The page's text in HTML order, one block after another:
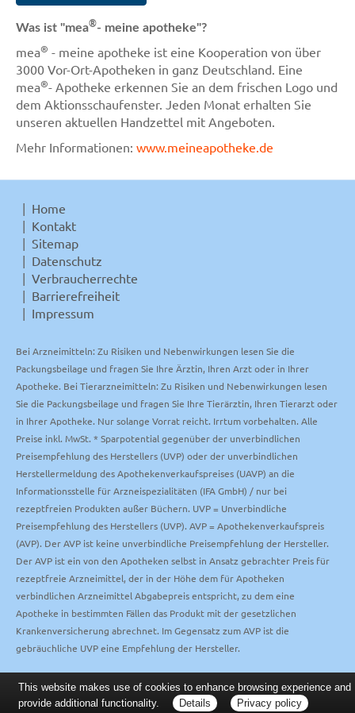
Was ist "mea®- meine apotheke"?
mea® - meine apotheke ist eine Kooperation von über
3000 Vor-Ort-Apotheken in ganz Deutschland. Eine
mea®- Apotheke erkennen Sie an dem frischen Logo und
dem Aktionsschaufenster. Jeden Monat erhalten Sie
unseren aktuellen Handzettel mit Angeboten.
Mehr Informationen: www.meineapotheke.de
Home
Kontakt
Sitemap
Datenschutz
Verbraucherrechte
Barrierefreiheit
Impressum
Bei Arzneimitteln: Zu Risiken und Nebenwirkungen lesen Sie die
Packungsbeilage und fragen Sie Ihre Ärztin, Ihren Arzt oder in Ihrer
Apotheke. Bei Tierarzneimitteln: Zu Risiken und Nebenwirkungen lesen
Sie die Packungsbeilage und fragen Sie Ihre Tierärztin, Ihren Tierarzt oder
in Ihrer Apotheke. Nur solange Vorrat reicht. Irrtum vorbehalten. Alle
Preise inkl. MwSt. * Sparpotential gegenüber der unverbindlichen
Preisempfehlung des Herstellers (UVP) oder der unverbindlichen
Herstellermeldung des Apothekenverkaufspreises (UAVP) an die
Informationsstelle für Arzneispezialitäten (IFA GmbH) / nur bei
rezeptfreien Produkten außer Büchern. UVP = Unverbindliche
Preisempfehlung des Herstellers (UVP). AVP = Apothekenverkaufspreis
(AVP). Der AVP ist keine unverbindliche Preisempfehlung der Hersteller.
Der AVP ist ein von den Apotheken selbst in Ansatz gebrachter Preis für
rezeptfreie Arzneimittel, der in der Höhe dem für Apotheken
verbindlichen Arzneimittel Abgabepreis entspricht, zu dem eine
Apotheke in bestimmten Fällen das Produkt mit der gesetzlichen
Krankenversicherung abrechnet. Im Gegensatz zum AVP ist die
gebräuchliche UVP eine Empfehlung der Hersteller.
This website makes use of cookies to enhance browsing experience and
provide additional functionality.
Details Privacy policy